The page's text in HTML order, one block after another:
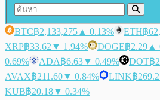
BTC฿2,133,275 ▲ 0.13% ETH฿
XRP฿33.62 ▼ 1.94% DOGE฿2.29 ▲
0.69%
ADA฿6.63▼ 0.49% DOT฿
AVAX฿211.60▼ 0.84% LINK฿
KUB฿20.18▼ 0.34%